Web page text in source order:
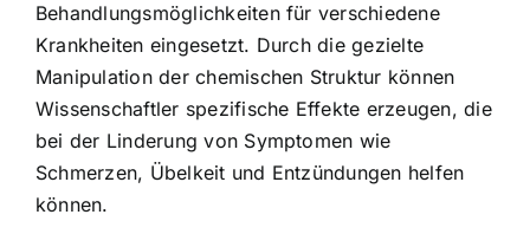
Behandlungsmöglichkeiten für verschiedene
Krankheiten eingesetzt. Durch die gezielte
Manipulation der chemischen Struktur können
Wissenschaftler spezifische Effekte erzeugen, die
bei der Linderung von Symptomen wie
Schmerzen, Übelkeit und Entzündungen helfen
können.